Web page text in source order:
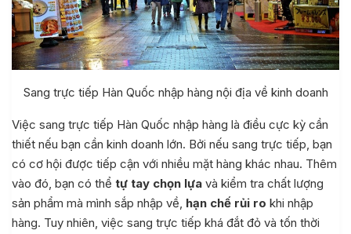
Sang trực tiếp Hàn Quốc nhập hàng nội địa về kinh doanh
Việc sang trực tiếp Hàn Quốc nhập hàng là điều cực kỳ cần
thiết nếu bạn cần kinh doanh lớn. Bởi nếu sang trực tiếp, bạn
có cơ hội được tiếp cận với nhiều mặt hàng khác nhau. Thêm
vào đó, bạn có thể tự tay chọn lựa và kiểm tra chất lượng
sản phẩm mà mình sắp nhập về, hạn chế rủi ro khi nhập
hàng. Tuy nhiên, việc sang trực tiếp khá đắt đỏ và tốn thời